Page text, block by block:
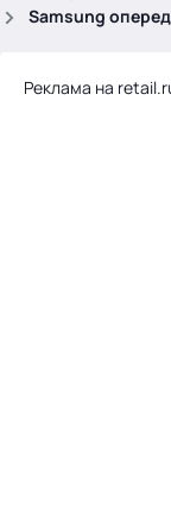
Samsung
Реклама на